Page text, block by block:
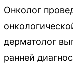
Онколог
дерматолог
ранней